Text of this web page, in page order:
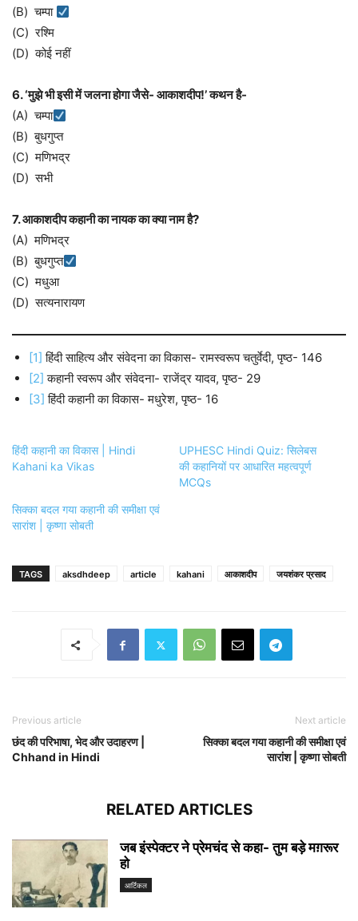
(B) चम्पा
(C) रश्मि
(D) कोई नहीं
6. ‘मुझे भी इसी में जलना होगा जैसे- आकाशदीप!’ कथन है-
(A) चम्पा
(B) बुधगुप्त
(C) मणिभद्र
(D) सभी
7. आकाशदीप कहानी का नायक का क्या नाम है?
(A) मणिभद्र
(B) बुधगुप्त
(C) मधुआ
(D) सत्यनारायण
[1] हिंदी साहित्य और संवेदना का विकास- रामस्वरूप चतुर्वेदी, पृष्ठ- 146
[2] कहानी स्वरूप और संवेदना- राजेंद्र यादव, पृष्ठ- 29
[3] हिंदी कहानी का विकास- मधुरेश, पृष्ठ- 16
हिंदी कहानी का विकास | Hindi
Kahani ka Vikas
UPHESC Hindi Quiz: सिलेबस
की कहानियों पर आधारित महत्वपूर्ण
MCQs
सिक्का बदल गया कहानी की समीक्षा एवं
सारांश | कृष्णा सोबती
TAGS aksdhdeep article kahani आकाशदीप जयशंकर प्रसाद
Previous article
छंद की परिभाषा, भेद और उदाहरण |
Chhand in Hindi
Next article
सिक्का बदल गया कहानी की समीक्षा एवं
सारांश | कृष्णा सोबती
RELATED ARTICLES
जब इंस्पेक्टर ने प्रेमचंद से कहा- तुम बड़े मग़रूर
हो
आर्टिकल